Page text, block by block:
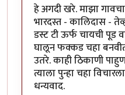
हे अगदी खरे. माझा
भारदस्त - कालिदास -
डस्ट टी ऊर्फ चायची
घालून फक्कड चहा
उतरे. काही ठिकाणी
त्याला पुन्हा चहा
धन्यवाद.